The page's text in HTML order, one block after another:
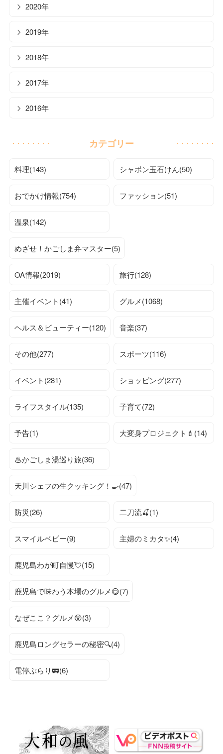
2020年
2019年
2018年
2017年
2016年
カテゴリー
料理(143) シャボン玉石けん(50)
おでかけ情報(754) ファッション(51)
温泉(142)
めざせ！かごしま弁マスター(5)
OA情報(2019) 旅行(128)
主催イベント(41) グルメ(1068)
ヘルス＆ビューティー(120) 音楽(37)
その他(277) スポーツ(116)
イベント(281) ショッピング(277)
ライフスタイル(135) 子育て(72)
予告(1) 大変身プロジェクト💄(14)
♨かごしま湯巡り旅(36)
天川シェフの生クッキング！🍳(47)
防災(26) 二刀流🍒(1)
スマイルベビー(9) 主婦のミカタ✨(4)
鹿児島わが町自慢💘(15)
鹿児島で味わう本場のグルメ😋(7)
なぜここ？グルメ😲(3)
鹿児島ロングセラーの秘密🔍(4)
電停ぶらり🚃(6)